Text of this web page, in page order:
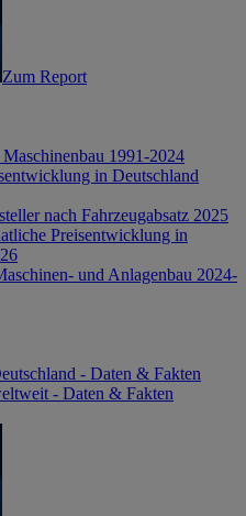
Zum Report
1991-2024
in Deutschland
nach Fahrzeugabsatz 2025
Preisentwicklung in
und Anlagenbau 2024-
- Daten & Fakten
- Daten & Fakten